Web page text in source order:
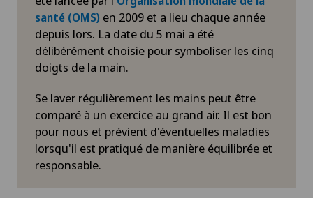
santé (OMS) en 2009 et a lieu chaque année
depuis lors. La date du 5 mai a été
délibérément choisie pour symboliser les cinq
doigts de la main.
Se laver régulièrement les mains peut être
comparé à un exercice au grand air. Il est bon
pour nous et prévient d'éventuelles maladies
lorsqu'il est pratiqué de manière équilibrée et
responsable.